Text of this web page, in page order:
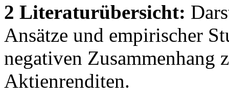
2 Literaturübersicht:
Ansätze und empirischer
negativen
Aktienrenditen.